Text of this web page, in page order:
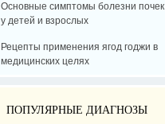
Основные симптомы болезни почек
у детей и взрослых
Рецепты применения ягод годжи в
медицинских целях
ПОПУЛЯРНЫЕ ДИАГНОЗЫ